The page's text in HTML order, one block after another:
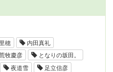
穂
内田真礼
牧慶彦
となりの坂田。
夜道雪
足立信彦